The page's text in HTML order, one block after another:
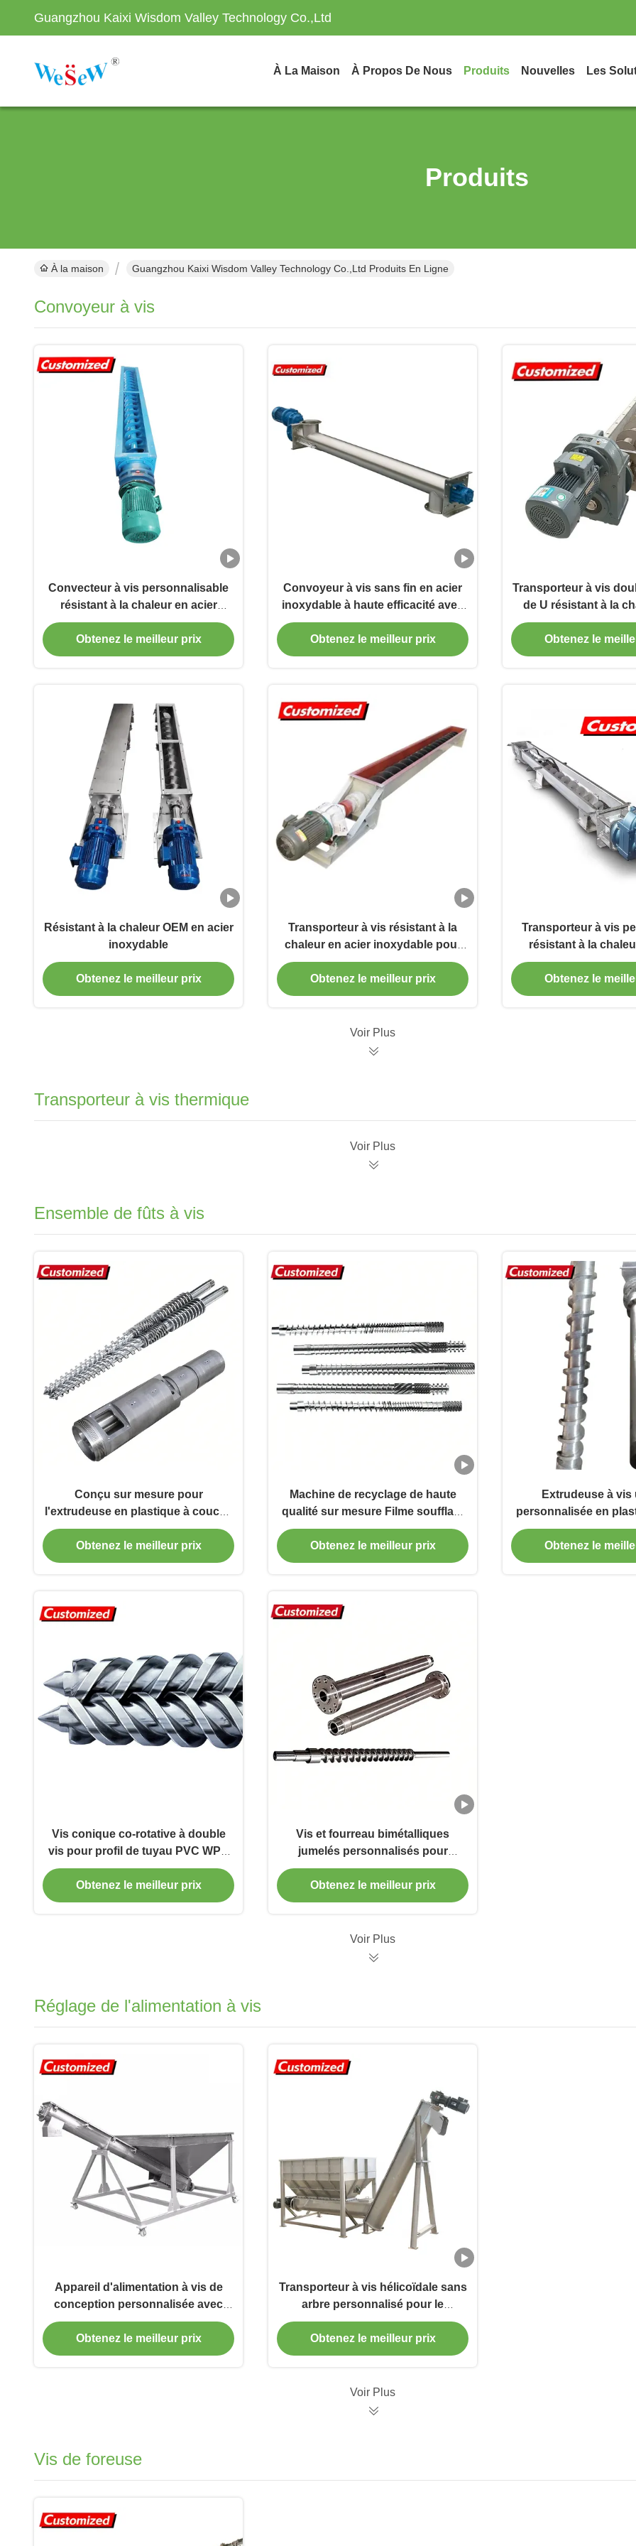
Guangzhou Kaixi Wisdom Valley Technology Co.,Ltd
À La Maison À Propos De Nous Produits Nouvelles Les
Produits
À la maison Guangzhou Kaixi Wisdom Valley Technology Co.,Ltd Produits En Ligne
Convoyeur à vis
Convecteur à vis personnalisable
résistant à la chaleur en acier
inoxydable pour applications
industrielles
Obtenez le meilleur prix
Convoyeur à vis sans fin en acier
inoxydable à haute efficacité avec
taille personnalisée pour
applications industrielles
Obtenez le meilleur prix
Transporteur à vis
de U résistant à la
options OEM
Obtenez le
Résistant à la chaleur OEM en acier
inoxydable
Obtenez le meilleur prix
Transporteur à vis résistant à la
chaleur en acier inoxydable pour
applications industrielles
Obtenez le meilleur prix
Transporteur à vis
résistant à la
inoxydable pour la
matériaux
Obtenez le
Voir Plus
Transporteur à vis thermique
Voir Plus
Ensemble de fûts à vis
Conçu sur mesure pour
l'extrudeuse en plastique à couche
de chrome dur
Obtenez le meilleur prix
Machine de recyclage de haute
qualité sur mesure Filme soufflant
vis et baril Traitement des
matériaux Machine plastique pour
les pièces de machines en
Obtenez le meilleur prix
Extrudeuse à vis
personnalisée en
recyclé, manchon de
unique, acier
l'extrudeuse de
Obtenez le
Vis conique co-rotative à double
vis pour profil de tuyau PVC WPC
Canon de vis bimétallique conique
Obtenez le meilleur prix
Vis et fourreau bimétalliques
jumelés personnalisés pour
machine de moulage par injection,
extrudeuse de matériaux LDPE et
PVC avec conception conique
Obtenez le meilleur prix
Voir Plus
Réglage de l'alimentation à vis
Appareil d'alimentation à vis de
conception personnalisée avec
entraînement à fréquence variable
et structure à vis profonde pour la
manutention de matières en vrac
Obtenez le meilleur prix
Transporteur à vis hélicoïdale sans
arbre personnalisé pour le
transport et le transport de
marchandises en gros volume
Obtenez le meilleur prix
Voir Plus
Vis de foreuse